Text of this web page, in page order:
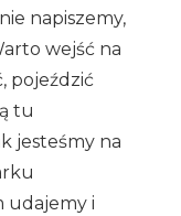
napiszemy,
wejść na
pojeździć
tu
jesteśmy na
udajemy i